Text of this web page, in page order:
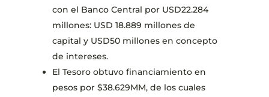
con el Banco Central por USD22.284
millones: USD 18.889 millones de
capital y USD50 millones en concepto
de intereses.
El Tesoro obtuvo financiamiento en
pesos por $38.629MM, de los cuales